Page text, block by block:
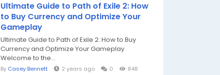
Ultimate Guide to Path of Exile 2: How
to Buy Currency and Optimize Your
Gameplay
Ultimate Guide to Path of Exile 2: How to Buy
Currency and Optimize Your Gameplay
Welcome to the...
By Casey Bennett 2 years ago 0 848